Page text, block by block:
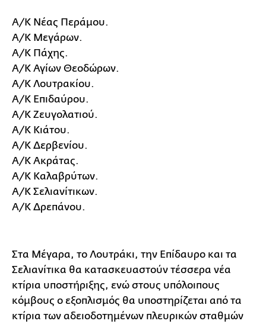
Α/Κ Νέας Περάμου.
Α/Κ Μεγάρων.
Α/Κ Πάχης.
Α/Κ Αγίων Θεοδώρων.
Α/Κ Λουτρακίου.
Α/Κ Επιδαύρου.
Α/Κ Ζευγολατιού.
Α/Κ Κιάτου.
Α/Κ Δερβενίου.
Α/Κ Ακράτας.
Α/Κ Καλαβρύτων.
Α/Κ Σελιανίτικων.
Α/Κ Δρεπάνου.
Στα Μέγαρα, το Λουτράκι, την Επίδαυρο και τα
Σελιανίτικα θα κατασκευαστούν τέσσερα νέα
κτίρια υποστήριξης, ενώ στους υπόλοιπους
κόμβους ο εξοπλισμός θα υποστηρίζεται από τα
κτίρια των αδειοδοτημένων πλευρικών σταθμών